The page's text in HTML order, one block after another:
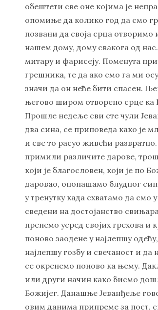
обештети све оне којима је
опомиње да колико год да смо
позвани да своја срца
нашем дому, дому свакога од
митару и фарисеју. Поменута
грешника, те да ако смо га ми
значи да он неће бити спасен.
његово широм отворено срце ка
Прошле недеље сви сте чули
два сина, се приповеда како је
и све то расуо живећи
примили различите дарове,
који је благословен, који је по
даровао, опонашамо блудног
у тренутку када схватамо да смо
сведени на достојанство
пренемо усред својих грехова
поново заодене у најлепшу
најлепшу гозбу и свечаност и
се окренемо поново ка њему.
или други начин како бисмо
Божијег. Данашње Јеванђеље
овим данима припреме за пост,